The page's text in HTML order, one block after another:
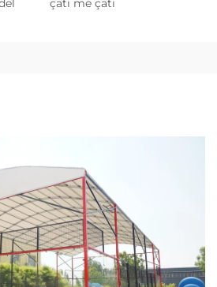
çati me çati